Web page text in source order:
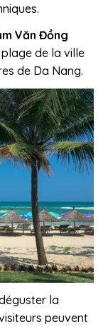
Văn Đồng
de la ville
de Da Nang.
la
peuvent